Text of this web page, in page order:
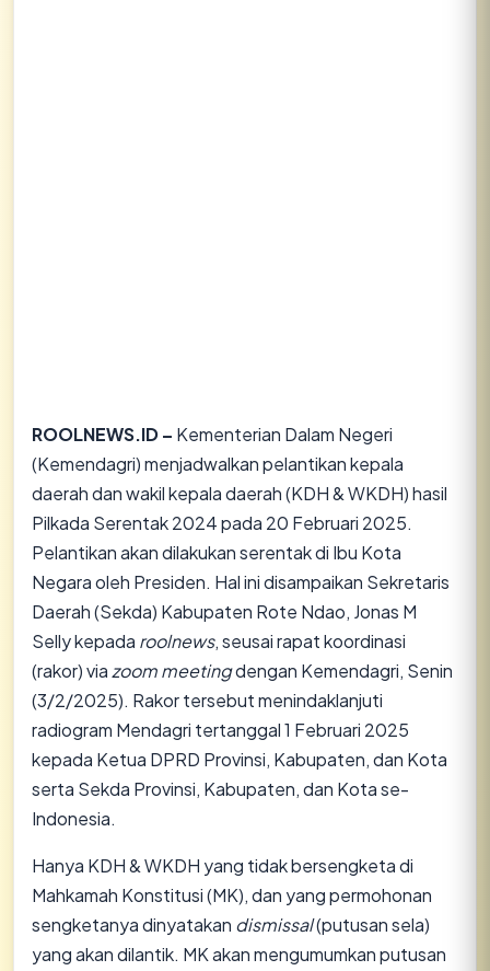
ROOLNEWS.ID – Kementerian Dalam Negeri
(Kemendagri) menjadwalkan pelantikan kepala
daerah dan wakil kepala daerah (KDH & WKDH) hasil
Pilkada Serentak 2024 pada 20 Februari 2025.
Pelantikan akan dilakukan serentak di Ibu Kota
Negara oleh Presiden. Hal ini disampaikan Sekretaris
Daerah (Sekda) Kabupaten Rote Ndao, Jonas M
Selly kepada roolnews, seusai rapat koordinasi
(rakor) via zoom meetingdengan Kemendagri, Senin
(3/2/2025). Rakor tersebut menindaklanjuti
radiogram Mendagri tertanggal 1 Februari 2025
kepada Ketua DPRD Provinsi, Kabupaten, dan Kota
serta Sekda Provinsi, Kabupaten, dan Kota se-
Indonesia.
Hanya KDH & WKDH yang tidak bersengketa di
Mahkamah Konstitusi (MK), dan yang permohonan
sengketanya dinyatakan dismissal(putusan sela)
yang akan dilantik. MK akan mengumumkan putusan